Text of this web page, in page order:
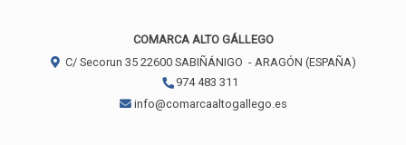
COMARCA ALTO GÁLLEGO
C/ Secorun 35 22600 SABIÑÁNIGO - ARAGÓN (ESPAÑA)
974 483 311
info@comarcaaltogallego.es